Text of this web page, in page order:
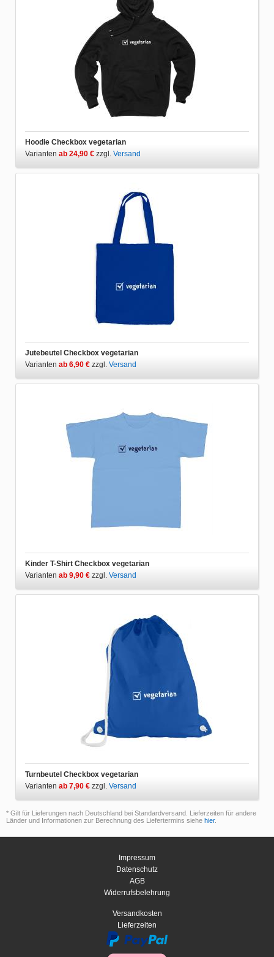
Hoodie Checkbox vegetarian
Varianten ab 24,90 € zzgl. Versand
Jutebeutel Checkbox vegetarian
Varianten ab 6,90 € zzgl. Versand
Kinder T-Shirt Checkbox vegetarian
Varianten ab 9,90 € zzgl. Versand
Turnbeutel Checkbox vegetarian
Varianten ab 7,90 € zzgl. Versand
* Gilt für Lieferungen nach Deutschland bei Standardversand. Lieferzeiten für andere
Länder und Informationen zur Berechnung des Liefertermins siehe hier.
Impressum
Datenschutz
AGB
Widerrufsbelehrung
Versandkosten
Lieferzeiten